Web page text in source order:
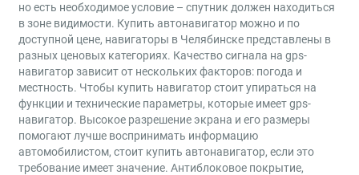
но есть необходимое условие – спутник должен находиться
в зоне видимости. Купить автонавигатор можно и по
доступной цене, навигаторы в Челябинске представлены в
разных ценовых категориях. Качество сигнала на gps-
навигатор зависит от нескольких факторов: погода и
местность. Чтобы купить навигатор стоит упираться на
функции и технические параметры, которые имеет gps-
навигатор. Высокое разрешение экрана и его размеры
помогают лучше воспринимать информацию
автомобилистом, стоит купить автонавигатор, если это
требование имеет значение. Антиблоковое покрытие,